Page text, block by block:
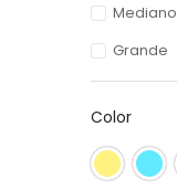
Mediano
Grande
Color